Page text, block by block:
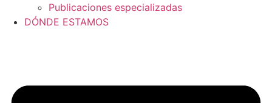
Publicaciones especializadas
DÓNDE ESTAMOS